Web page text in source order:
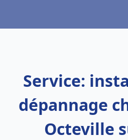
Service:
dépannage
Octeville